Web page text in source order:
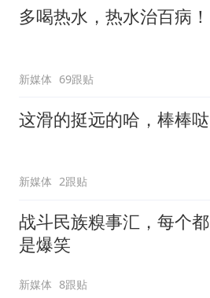
多喝热水，热水治百病！
新媒体 69跟贴
这滑的挺远的哈，棒棒哒
新媒体 2跟贴
战斗民族糗事汇，每个都
是爆笑
新媒体 8跟贴